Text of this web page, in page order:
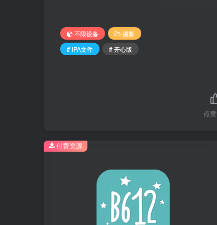
不限设备
摄影
# iPA文件
# 开心版
点赞
付费资源